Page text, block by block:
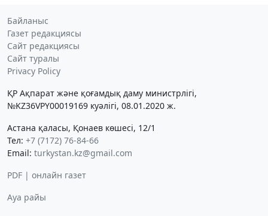
Байланыс
Газет редакциясы
Сайт редакциясы
Сайт туралы
Privacy Policy
ҚР Ақпарат және қоғамдық даму министрлігі,
№KZ36VPY00019169 куәлігі, 08.01.2020 ж.
Астана қаласы, Қонаев көшесі, 12/1
Тел: +7 (7172) 76-84-66
Email: turkystan.kz@gmail.com
PDF | онлайн газет
Ауа райы